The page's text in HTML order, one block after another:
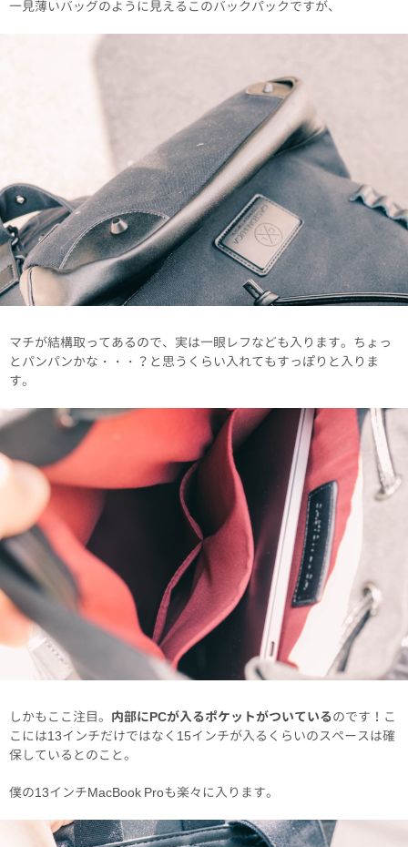
一見薄いバッグのように見えるこのバックパックですが、
マチが結構取ってあるので、実は一眼レフなども入ります。ちょっ
とパンパンかな・・・？と思うくらい入れてもすっぽりと入りま
す。
しかもここ注目。 内部にPCが入るポケットがついているのです！こ
こには13インチだけではなく15インチが入るくらいのスペースは確
保しているとのこと。
僕の13インチMacBook Proも楽々に入ります。